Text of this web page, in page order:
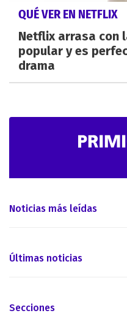
QUÉ VER EN NETFLIX
Netflix arrasa con
popular y es
drama
Noticias más leídas
Últimas noticias
Secciones